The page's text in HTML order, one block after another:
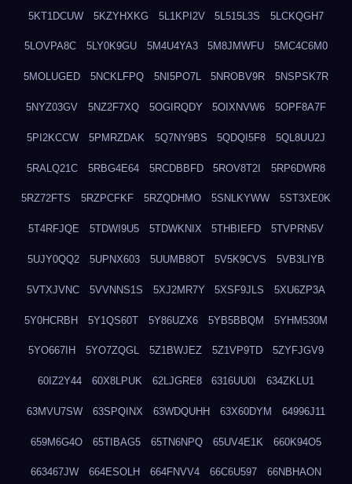
5KT1DCUW 5KZYHXKG 5L1KPI2V 5L515L3S 5LCKQGH7
5LOVPA8C 5LY0K9GU 5M4U4YA3 5M8JMWFU 5MC4C6M0
5MOLUGED 5NCKLFPQ 5NI5PO7L 5NROBV9R 5NSPSK7R
5NYZ03GV 5NZ2F7XQ 5OGIRQDY 5OIXNVW6 5OPF8A7F
5PI2KCCW 5PMRZDAK 5Q7NY9BS 5QDQI5F8 5QL8UU2J
5RALQ21C 5RBG4E64 5RCDBBFD 5ROV8T2I 5RP6DWR8
5RZ72FTS 5RZPCFKF 5RZQDHMO 5SNLKYWW 5ST3XE0K
5T4RFJQE 5TDWI9U5 5TDWKNIX 5THBIEFD 5TVPRN5V
5UJY0QQ2 5UPNX603 5UUMB8OT 5V5K9CVS 5VB3LIYB
5VTXJVNC 5VVNNS1S 5XJ2MR7Y 5XSF9JLS 5XU6ZP3A
5Y0HCRBH 5Y1QS60T 5Y86UZX6 5YB5BBQM 5YHM530M
5YO667IH 5YO7ZQGL 5Z1BWJEZ 5Z1VP9TD 5ZYFJGV9
60IZ2Y44 60X8LPUK 62LJGRE8 6316UU0I 634ZKLU1
63MVU7SW 63SPQINX 63WDQUHH 63X60DYM 64996J11
659M6G4O 65TIBAG5 65TN6NPQ 65UV4E1K 660K94O5
663467JW 664ESOLH 664FNVV4 66C6U597 66NBHAON